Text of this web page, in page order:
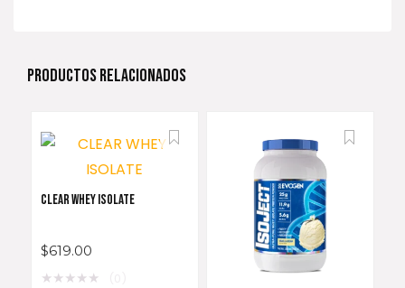
PRODUCTOS RELACIONADOS
CLEAR WHEY ISOLATE
$619.00
★★★★★